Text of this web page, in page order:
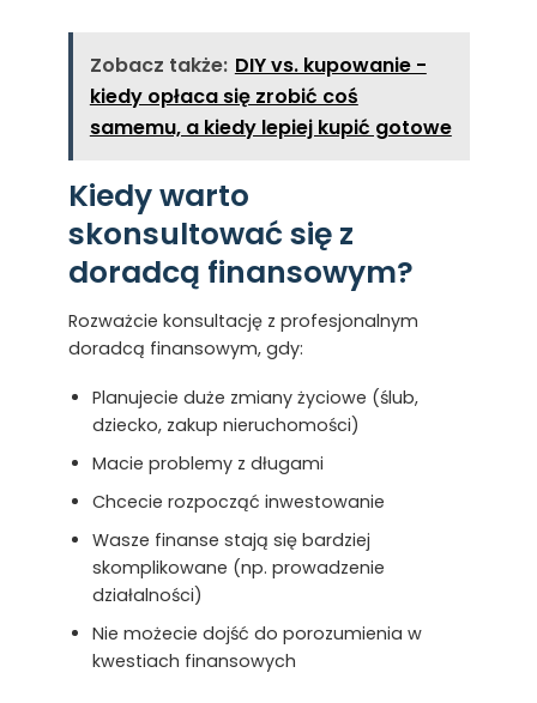
Zobacz także: DIY vs. kupowanie -
kiedy opłaca się zrobić coś
samemu, a kiedy lepiej kupić gotowe
Kiedy warto
skonsultować się z
doradcą finansowym?
Rozważcie konsultację z profesjonalnym
doradcą finansowym, gdy:
Planujecie duże zmiany życiowe (ślub,
dziecko, zakup nieruchomości)
Macie problemy z długami
Chcecie rozpocząć inwestowanie
Wasze finanse stają się bardziej
skomplikowane (np. prowadzenie
działalności)
Nie możecie dojść do porozumienia w
kwestiach finansowych